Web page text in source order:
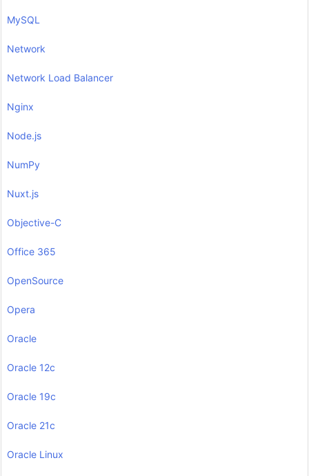
MySQL
Network
Network Load Balancer
Nginx
Node.js
NumPy
Nuxt.js
Objective-C
Office 365
OpenSource
Opera
Oracle
Oracle 12c
Oracle 19c
Oracle 21c
Oracle Linux